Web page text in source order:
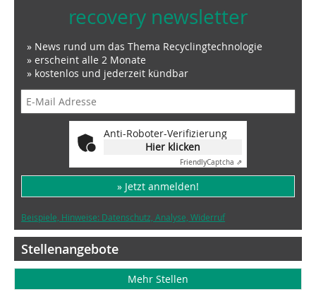
recovery newsletter
» News rund um das Thema Recyclingtechnologie
» erscheint alle 2 Monate
» kostenlos und jederzeit kündbar
Anti-Roboter-Verifizierung
Hier klicken
FriendlyCaptcha ⇗
» Jetzt anmelden!
Beispiele, Hinweise: Datenschutz, Analyse, Widerruf
Stellenangebote
Mehr Stellen